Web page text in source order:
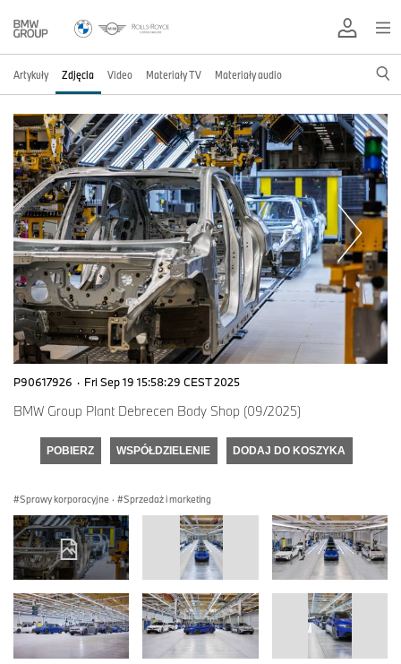
Artykuły Zdjęcia Video Materiały TV Materiały audio
P90617926 · Fri Sep 19 15:58:29 CEST 2025
BMW Group Plant Debrecen Body Shop (09/2025)
POBIERZ WSPÓŁDZIELENIE DODAJ DO KOSZYKA
Sprawy korporacyjne · Sprzedaż i marketing